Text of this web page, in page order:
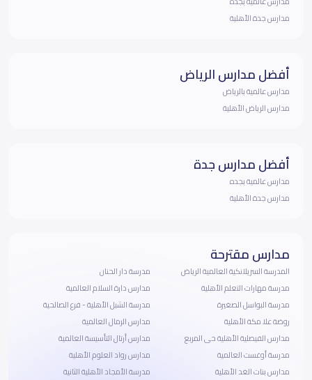
مدارس جدة الأهلية
أفضل مدارس الرياض
مدارس عالمية بالرياض
مدارس الرياض الأهلية
أفضل مدارس جدة
مدارس عالمية بجده
مدارس جدة الأهلية
مدارس مقترحة
المدرسة السريلانكية العالمية الرياض
مدرسة مهارات التعلم الأهلية
مدرسة البواسل الصغيرة
روضة علا مكة الأهلية
مدارس الفيصلية الأهلية حى المربع
مدرسة أوغست العالمية
مدارس بنات الغد الأهلية
مدرسة دار الحنان
مدارس دارة السلام العالمية
مدرسة الشبل الأهلية - فرع الصالحية
مدارس الرمال العالمية
مدارس أرتال التأسيسة العالمية
مدارس رواد العلوم الأهلية
مدرسة الأمجاد الأهلية الثانية